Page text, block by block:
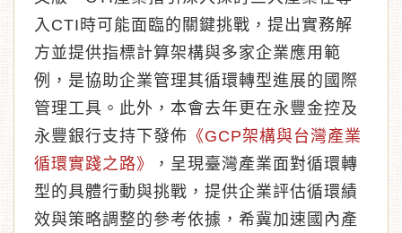
入CTI時可能面臨的關鍵挑戰，提出實務解
方並提供指標計算架構與多家企業應用範
例，是協助企業管理其循環轉型進展的國際
管理工具。此外，本會去年更在永豐金控及
永豐銀行支持下發佈 《GCP架構與台灣產業
循環實踐之路》
，呈現臺灣產業面對循環轉
型的具體行動與挑戰，提供企業評估循環績
效與策略調整的參考依據，希冀加速國內產